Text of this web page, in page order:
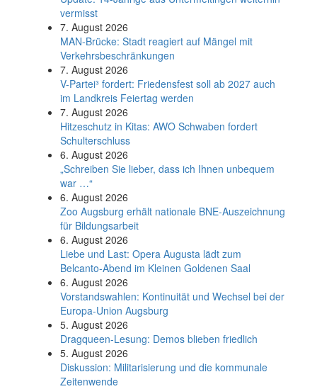
vermisst
7. August 2026
MAN-Brücke: Stadt reagiert auf Mängel mit
Verkehrsbeschränkungen
7. August 2026
V-Partei­³ fordert: Friedens­fest soll ab 2027 auch
im Land­kreis Feier­tag werden
7. August 2026
Hitzeschutz in Kitas: AWO Schwaben fordert
Schulterschluss
6. August 2026
„Schreiben Sie lieber, dass ich Ihnen unbequem
war …“
6. August 2026
Zoo Augsburg erhält nationale BNE-Auszeichnung
für Bildungsarbeit
6. August 2026
Liebe und Last: Opera Augusta lädt zum
Belcanto-Abend im Kleinen Goldenen Saal
6. August 2026
Vorstandswahlen: Kontinuität und Wechsel bei der
Europa-Union Augsburg
5. August 2026
Dragqueen-Lesung: Demos blieben friedlich
5. August 2026
Diskussion: Mi­li­ta­ri­sie­rung und die kommunale
Zeitenwende